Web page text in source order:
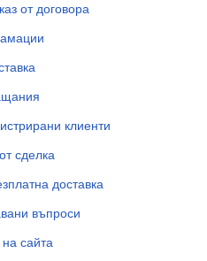
от договора
клиенти
сделка
доставка
въпроси
сайта